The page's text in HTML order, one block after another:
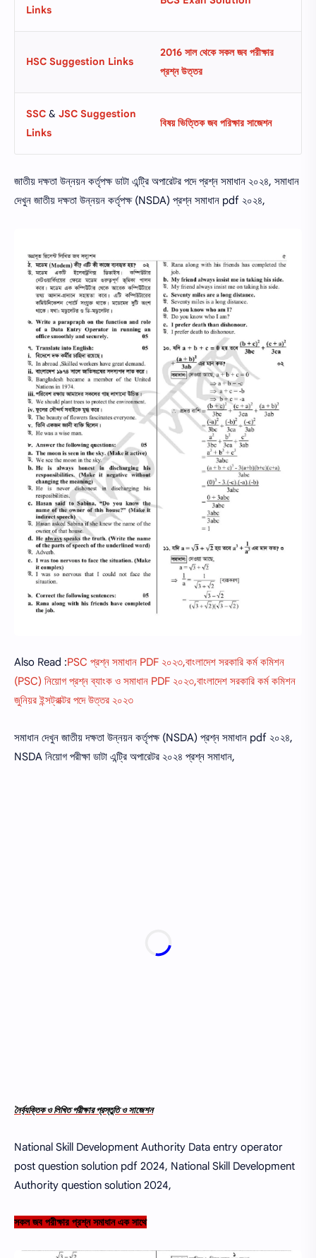
Links
HSC Suggestion Links
2016 সাল থেকে সকল জব পরীক্ষার
প্রশ্ন উত্তর
SSC ‍& JSC Suggestion
Links
বিষয় ভিত্তিক জব পরিক্ষার সাজেশন
জাতীয় দক্ষতা উন্নয়ন কর্তৃপক্ষ ডাটা এন্ট্রি অপারেটর পদে প্রশ্ন সমাধান ২০২৪, সমাধান
দেখুন জাতীয় দক্ষতা উন্নয়ন কর্তৃপক্ষ (NSDA) প্রশ্ন সমাধান pdf ২০২৪,
Also Read :PSC প্রশ্ন সমাধান PDF ২০২৩,বাংলাদেশ সরকারি কর্ম কমিশন
(PSC) নিয়োগ প্রশ্ন ব্যাংক ও সমাধান PDF ২০২৩,বাংলাদেশ সরকারি কর্ম কমিশন
জুনিয়র ইন্সট্রাক্টর পদে উত্তর ২০২৩
সমাধান দেখুন জাতীয় দক্ষতা উন্নয়ন কর্তৃপক্ষ (NSDA) প্রশ্ন সমাধান pdf ২০২৪,
NSDA নিয়োগ পরীক্ষা ডাটা এন্ট্রি অপারেটর ২০২৪ প্রশ্ন সমাধান,
নৈর্ব্যক্তিক ও লিখিত পরীক্ষার প্রস্তুতি ও সাজেশন
National Skill Development Authority Data entry operator
post question solution pdf 2024, National Skill Development
Authority question solution 2024,
সকল জব পরীক্ষার প্রশ্ন সমাধান এক সাথে